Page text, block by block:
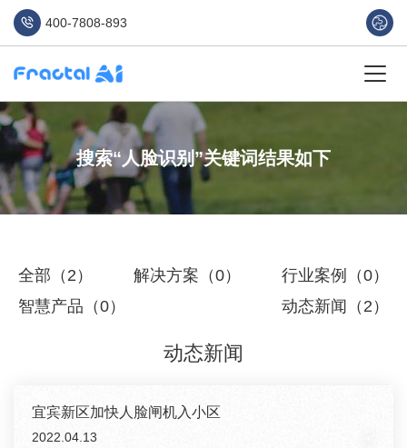
400-7808-893
搜索“人脸识别”关键词结果如下
全部（2） 解决方案（0）
行业案例（0）
智慧产品（0）
动态新闻（2）
动态新闻
宜宾新区加快人脸闸机入小区
2022.04.13